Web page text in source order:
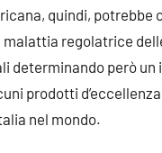
quindi, potrebbe
malattia regolatrice
determinando però un
prodotti
nel mondo.